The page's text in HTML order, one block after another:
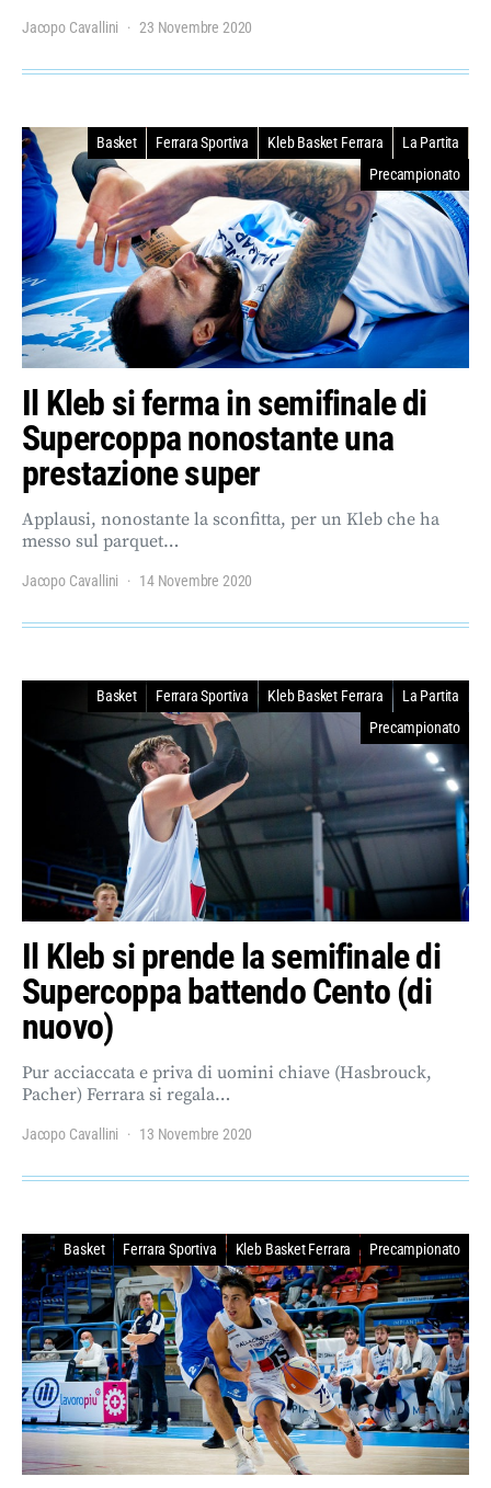
Jacopo Cavallini 23 Novembre 2020
Basket Ferrara Sportiva Kleb Basket Ferrara
La Partita
Precampionato
Il Kleb si ferma in semifinale di
Supercoppa nonostante una
prestazione super
Applausi, nonostante la sconfitta, per un Kleb che ha
messo sul parquet…
Jacopo Cavallini 14 Novembre 2020
Basket Ferrara Sportiva Kleb Basket Ferrara
La Partita
Precampionato
Il Kleb si prende la semifinale di
Supercoppa battendo Cento (di
nuovo)
Pur acciaccata e priva di uomini chiave (Hasbrouck,
Pacher) Ferrara si regala…
Jacopo Cavallini 13 Novembre 2020
Basket Ferrara Sportiva Kleb Basket Ferrara Precampionato